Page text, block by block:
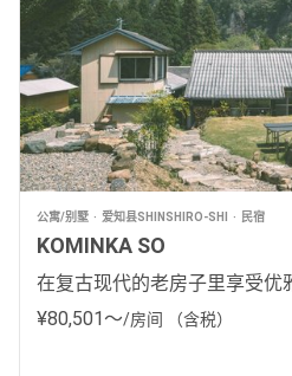
公寓/别墅 爱知县SHINSHIRO-SHI 民宿
KOMINKA SO
在复古现代的老房子里享受优
¥80,501 〜/房间 （含税）